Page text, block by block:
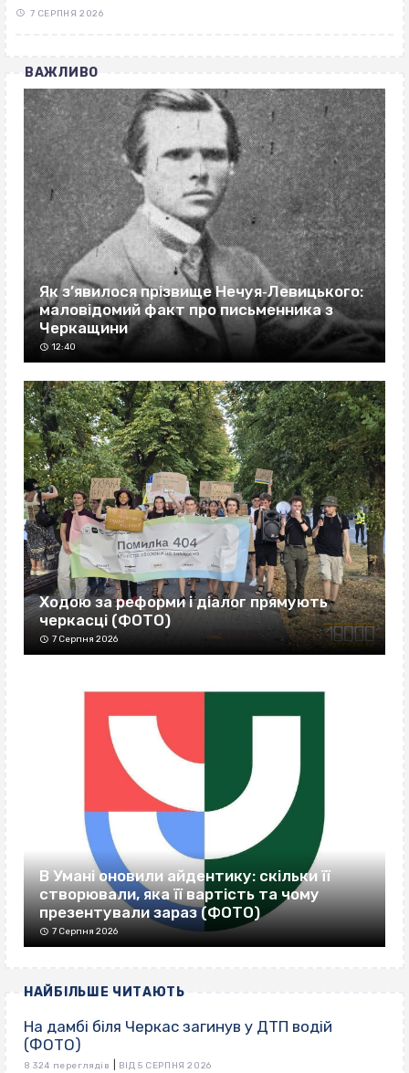
7 СЕРПНЯ 2026
ВАЖЛИВО
Як з’явилося прізвище Нечуя‐Левицького:
маловідомий факт про письменника з
Черкащини
12:40
Ходою за реформи і діалог прямують
черкасці (ФОТО)
7 Серпня 2026
В Умані оновили айдентику: скільки її
створювали, яка її вартість та чому
презентували зараз (ФОТО)
7 Серпня 2026
НАЙБІЛЬШЕ ЧИТАЮТЬ
На дамбі біля Черкас загинув у ДТП водій
(ФОТО)
8 324 переглядів ВІД 5 СЕРПНЯ 2026